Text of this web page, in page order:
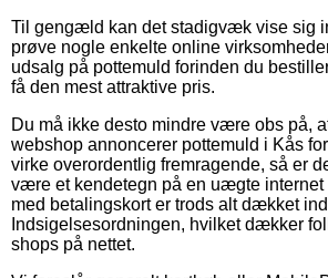
Til gengæld kan det stadigvæk vise sig
prøve nogle enkelte online
udsalg på pottemuld forinden du
få den mest attraktive pris.
Du må ikke desto mindre være obs på,
webshop annoncerer pottemuld i Kås
virke overordentlig fremragende, så er
være et kendetegn på en uægte internet
med betalingskort er trods alt dækket
Indsigelsesordningen, hvilket dækker
shops på nettet.